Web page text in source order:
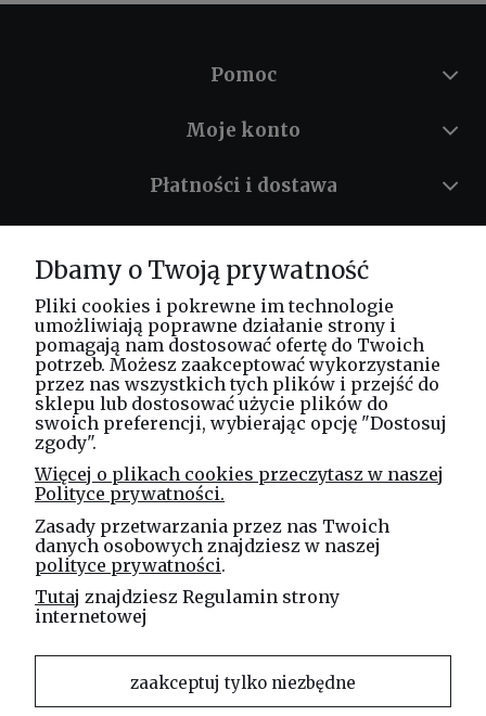
Pomoc
Moje konto
Płatności i dostawa
O nas
Masz pytania? Zadzwoń!
tel. kom. 730 994 188
Spółka Jawna
ul. Technologiczna 44
35-213 Rzeszów
e-mail
sklep@elinea.com.pl
Dbamy o Twoją prywatność
Pliki cookies i pokrewne im technologie
umożliwiają poprawne działanie strony i
pomagają nam dostosować ofertę do Twoich
potrzeb. Możesz zaakceptować wykorzystanie
przez nas wszystkich tych plików i przejść do
sklepu lub dostosować użycie plików do
swoich preferencji, wybierając opcję "Dostosuj
zgody".
Więcej o plikach cookies przeczytasz w naszej
Polityce prywatności.
Zasady przetwarzania przez nas Twoich
danych osobowych znajdziesz w naszej
polityce prywatności.
Tutaj znajdziesz Regulamin strony
internetowej
zaakceptuj tylko niezbędne